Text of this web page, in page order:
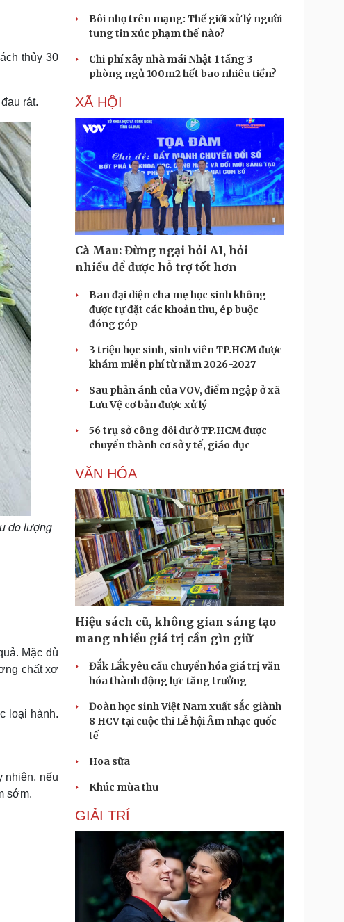
thủy 30
rát.
do lượng
Mặc dù
chất xơ
loại hành.
nhiên, nếu
sớm.
Bôi nhọ trên mạng: Thế giới xử lý người
tung tin xúc phạm thế nào?
Chi phí xây nhà mái Nhật 1 tầng 3
phòng ngủ 100m2 hết bao nhiêu tiền?
XÃ HỘI
Cà Mau: Đừng ngại hỏi AI, hỏi
nhiều để được hỗ trợ tốt hơn
Ban đại diện cha mẹ học sinh không
được tự đặt các khoản thu, ép buộc
đóng góp
3 triệu học sinh, sinh viên TP.HCM được
khám miễn phí từ năm 2026-2027
Sau phản ánh của VOV, điểm ngập ở xã
Lưu Vệ cơ bản được xử lý
56 trụ sở công dôi dư ở TP.HCM được
chuyển thành cơ sở y tế, giáo dục
VĂN HÓA
Hiệu sách cũ, không gian sáng tạo
mang nhiều giá trị cần gìn giữ
Đắk Lắk yêu cầu chuyển hóa giá trị văn
hóa thành động lực tăng trưởng
Đoàn học sinh Việt Nam xuất sắc giành
8 HCV tại cuộc thi Lễ hội Âm nhạc quốc
tế
Hoa sữa
Khúc mùa thu
GIẢI TRÍ